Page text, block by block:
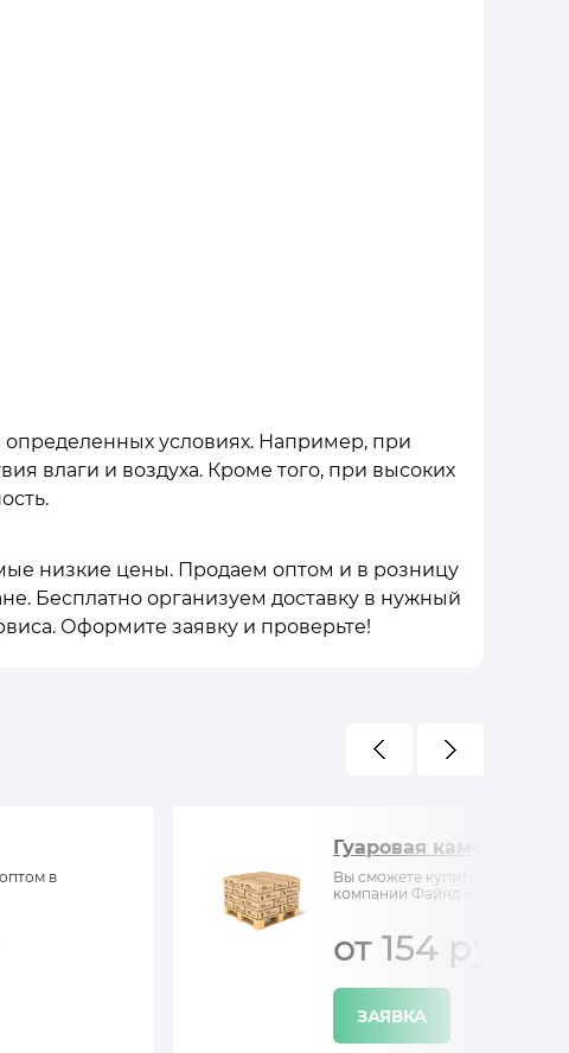
условиях. Например, при
влаги и воздуха. Кроме того, при высоких
низкие цены. Продаем оптом и в розницу
Бесплатно организуем доставку в нужный
Оформите заявку и проверьте!
в
Гуаровая камедь
Вы сможете купить Гуаровая
компании Файнд кемистри
от 154 руб/кг
ЗАЯВКА